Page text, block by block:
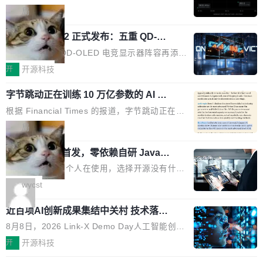
了一个惊人的结果：一个 4B 参数的开源模型，
经过 RL 后训练之后，在检索任务上的准确率追
平了 GPT-5.6 Sol，但每次请求的成本只有对方
的 1/100。 具体来说，GPT-5.6 Sol 做一次典型
的多轮搜索请求需要超过 10 秒，端到端成本约
来说，这个速度和成本都"高得让人没法用"。而
4B 开源模型在推理速度上快了几个数量级，成
本低了两三个数量级。 问题在于，小模型开箱即
用时的检索能力确实远不如闭源前沿模型。差距
在哪？就在 RL 后训练。 从 RAG 到 agentic...
局
技嘉 GO27Q32 正式发布：五重 QD-OL
ED 面板加持，320Hz 极速与影院级画
面兼得
技嘉科技旗下 QD-OLED 电竞显示器阵容再添旗
舰新作。GO27Q32 将于 2026 年 9 月 15 日正
nta Tandem 五重发光架构为核心，为高端玩家
打造速度与画质不妥协的沉浸体验。 GO27Q32
搭载三星最新 QD-OLED 面板，采用 5 层串联
式发光结构，并装配全新 ObsidianShield 抗反
射镀膜，黑阶表现提升可达40%，并将表面硬度
由2H升級至3H，画面对比度与强度都提升的同
时还具有 320Hz 刷新率与 0.03ms GTG 灰阶响
应时间，从源头消除拖影与动态模糊。 1.突破 O
LED 画质局限，暗部细节...
开 开源科技
字节跳动正在训练 10 万亿参数的 AI 模
型
根据 Financial Times 的报道，字节跳动正在训
练一个 10 万亿参数的 AI 模型，目前处于预训练
阶段。 10 万亿是什么概念？Anthropic 目前最
大的模型 Mythos 5 约 8 万亿参数。DeepSeek
V4-Pro 是 1.6 万亿。月之暗面的 Kimi K3 是 2.
8 万亿。美团 LongCat-2.0 是 1.6 万亿。字节
跳动的这个未命名模型，直接跳到了 10 万亿。
预训练通常需要 3 到 6 个月，之后还有微调阶
段。按这个时间线，最早可能在 2026 年底或 2
027 年初发布。 这个节点很微妙。Anthropic 刚
在 5 月发布了 Mythos 5...
局
wastnet 开源首发，零依赖自研 Java H
TTP/2 框架，性能对标 Undertow !
这个项目一直是个人在使用，选择开源没有什么
动机理由，就是想开源了，如果非要说一个，那
就是它多少弥补了国产 Java 自研 HTTP/2 框架
这块空白——放眼国产 Java 生态，能拿出手的
HTTP/2 网络框架，要么闭源，要么底层建立在
Netty 之上，真正自研的 Java 实现几乎没有。
wycst
近百项AI创新成果集结中关村 技术落地
与产业迭代提速
8月8日，2026 Link-X Demo Day人工智能创新
项目展在北京中关村举办。本次活动由星连资
开 开源科技